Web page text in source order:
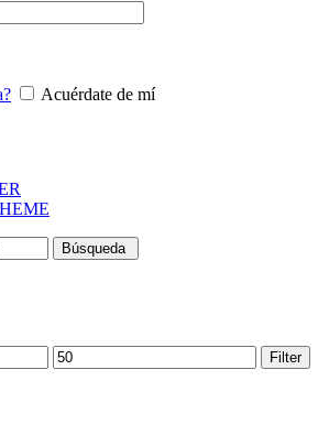
Acuérdate de mí
Búsqueda
Max
price
Filter